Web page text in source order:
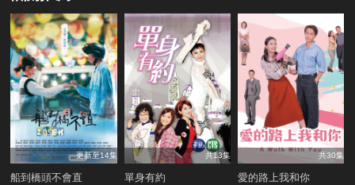
更新至14集
船到橋頭不會直
共13集
單身有約
共30集
愛的路上我和你